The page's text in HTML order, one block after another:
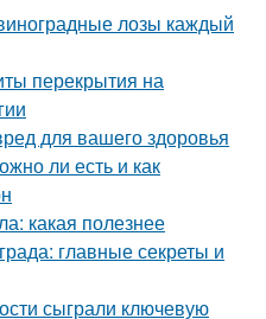
лозы каждый
перекрытия на
для вашего здоровья
ли есть и как
какая полезнее
главные секреты и
сыграли ключевую